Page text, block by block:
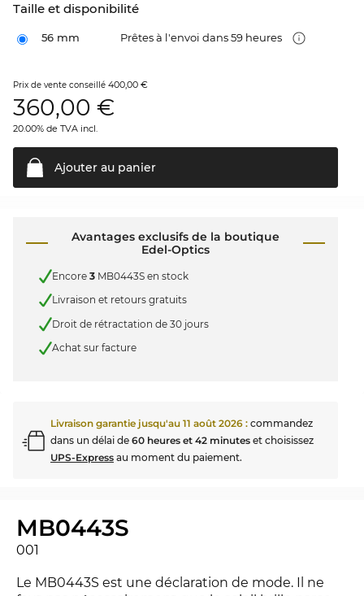
Taille et disponibilité
56 mm Prêtes à l'envoi dans 59 heures
Prix de vente conseillé 400,00 €
360,00 €
20.00% de TVA incl.
Ajouter au panier
Avantages exclusifs de la boutique
Edel-Optics
Encore 3 MB0443S en stock
Livraison et retours gratuits
Droit de rétractation de 30 jours
Achat sur facture
Livraison garantie jusqu'au 11 août 2026 : commandez
dans un délai de 60 heures et 42 minutes et choisissez
UPS-Express au moment du paiement.
MB0443S
001
Le MB0443S est une déclaration de mode. Il ne